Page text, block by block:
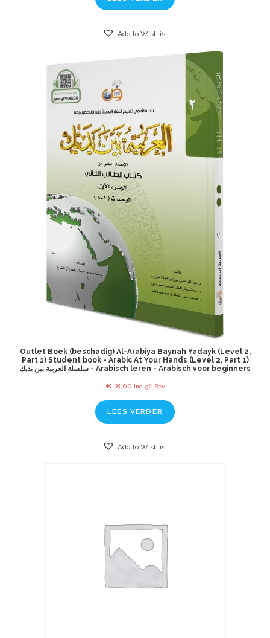
Add to Wishlist
Outlet Boek (beschadig) Al-Arabiya Baynah Yadayk (Level 2,
Part 1) Student book - Arabic At Your Hands (Level 2, Part 1)
سلسلة العربية بين يديك - Arabisch leren - Arabisch voor beginners
€18,00 incl 9% Btw
LEES VERDER
Add to Wishlist